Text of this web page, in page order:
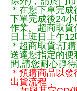
＊在您下單完
下單完成後24
作業。超商取貨
日上班日上午
＊超商取貨:訂
送達您指定的
間,請您耐心靜待
＊預購商品以
出貨流程，